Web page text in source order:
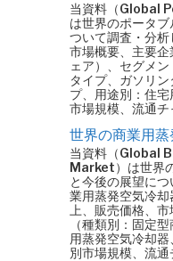
当資料（Global
は世界のポータ
ついて調査・分
市場概要、主要
ェア）、セグメ
タイプ、ガソリ
プ、用途別：住
市場規模、流通
世界の商業用
当資料（Global
Market）は世界
と今後の展望に
業用蒸発空気冷
上、販売価格、
（種類別：固定
用蒸発空気冷却
別市場規模、流